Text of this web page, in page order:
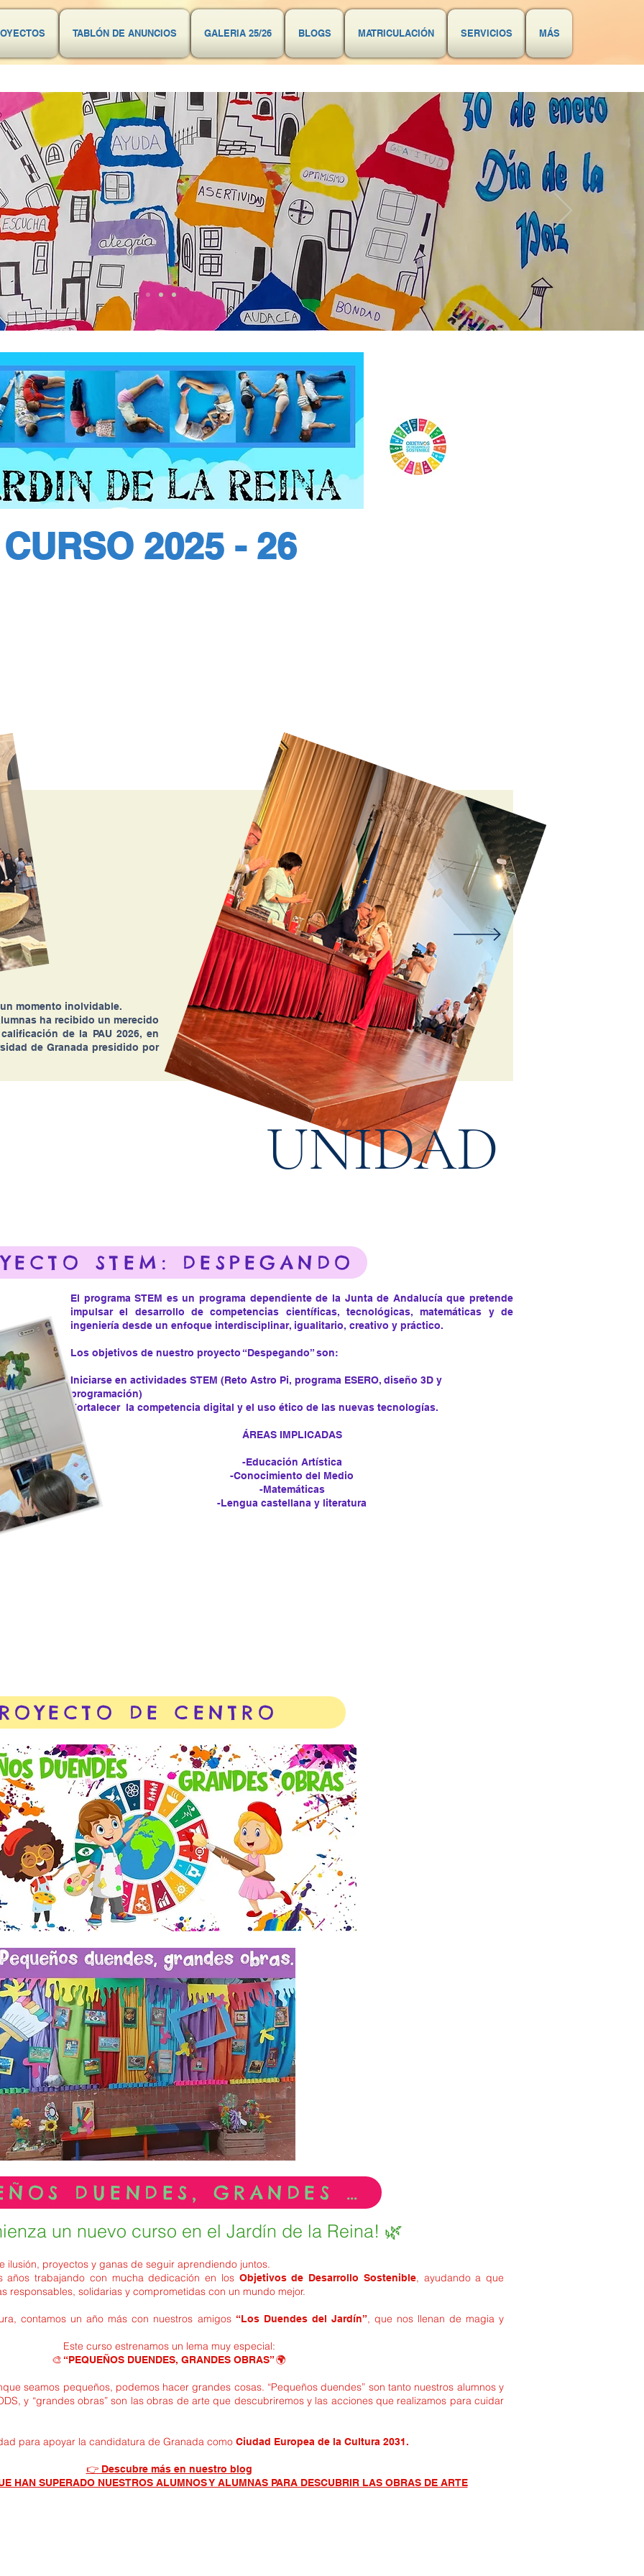
TABLÓN DE ANUNCIOS GALERIA 25/26 BLOGS MATRICULACIÓN SERVICIOS MÁS
CURSO 2025 - 26
DE CENTRO
"PEQUEÑOS DUENDES, GRANDES OBRAS"
un nuevo curso en el Jardín de la Reina! 🌿
ilusión, proyectos y ganas de seguir aprendiendo juntos.
años trabajando con mucha dedicación en los Objetivos de Desarrollo Sostenible, ayudando a que
responsables, solidarias y comprometidas con un mundo mejor.
contamos un año más con nuestros amigos “Los Duendes del Jardín”, que nos llenan de magia y
Este curso estrenamos un lema muy especial:
🎨 “PEQUEÑOS DUENDES, GRANDES OBRAS” 🌍
seamos pequeños, podemos hacer grandes cosas. “Pequeños duendes” son tanto nuestros alumnos y
y “grandes obras” son las obras de arte que descubriremos y las acciones que realizamos para cuidar
para apoyar la candidatura de Granada como Ciudad Europea de la Cultura 2031.
👉 Descubre más en nuestro blog
HAN SUPERADO NUESTROS ALUMNOS Y ALUMNAS PARA DESCUBRIR LAS OBRAS DE ARTE
UNIDAD
momento inolvidable.
ha recibido un merecido
de la PAU 2026, en
de Granada presidido por
STEM: DESPEGANDO
El programa STEM es un programa dependiente de la Junta de Andalucía que pretende
impulsar el desarrollo de competencias científicas, tecnológicas, matemáticas y de
ingeniería desde un enfoque interdisciplinar, igualitario, creativo y práctico.
Los objetivos de nuestro proyecto “Despegando” son:
Iniciarse en actividades STEM (Reto Astro Pi, programa ESERO, diseño 3D y
programación)
Fortalecer la competencia digital y el uso ético de las nuevas tecnologías.
ÁREAS IMPLICADAS
-Educación Artística
-Conocimiento del Medio
-Matemáticas
-Lengua castellana y literatura